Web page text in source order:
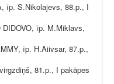
īp. S.Nikolajevs, 88.p., I
DIDOVO, īp. M.Miklavs,
īp. H.Aiivsar, 87.p.,
81.p., I pakāpes